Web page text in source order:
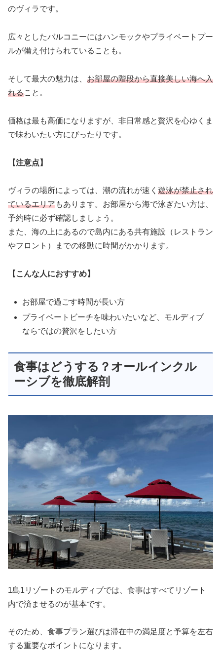
のヴィラです。
広々としたバルコニーにはハンモックやプライベートプー
ルが備え付けられていることも。
そして最大の魅力は、 お部屋の階段から直接美しい海へ入
れること。
価格は最も高価になりますが、非日常感と贅沢を心ゆくま
で味わいたい方にぴったりです。
【注意点】
ヴィラの場所によっては、潮の流れが速く 遊泳が禁止され
ているエリアもあります。お部屋から海で泳ぎたい方は、
予約時に必ず確認しましょう。
また、海の上にあるので島内にある共有施設（レストラン
やフロント）までの移動に時間がかかります。
【こんな人におすすめ】
お部屋で過ごす時間が長い方
プライベートビーチを味わいたいなど、モルディブ
ならではの贅沢をしたい方
食事はどうする？オールインクル
ーシブを徹底解剖
1島1リゾートのモルディブでは、食事はすべてリゾート
内で済ませるのが基本です。
そのため、食事プラン選びは滞在中の満足度と予算を左右
する重要なポイントになります。